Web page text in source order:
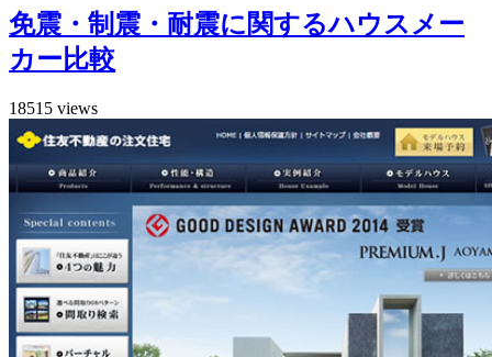
免震・制震・耐震に関するハウスメー
カー比較
18515 views